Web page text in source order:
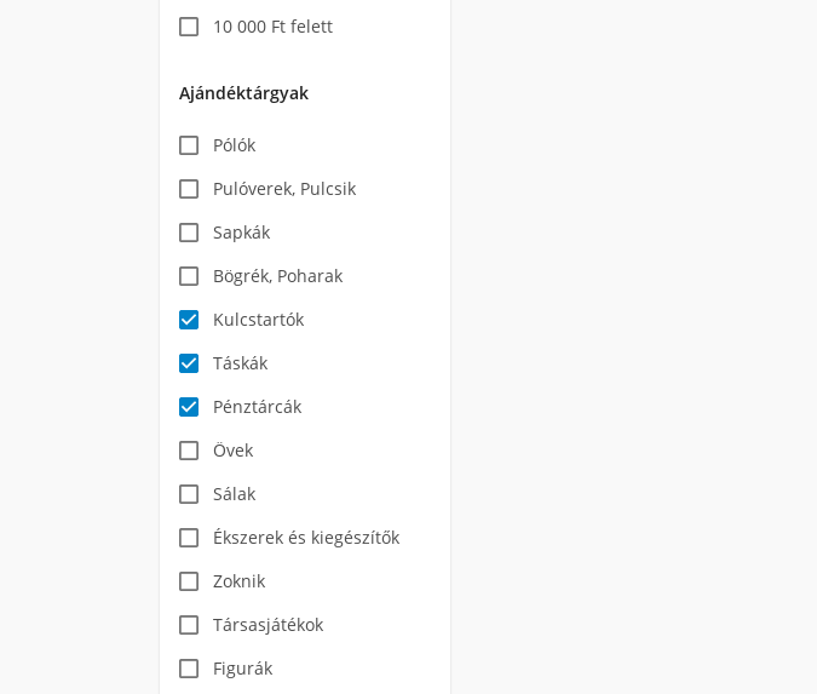
10 000 Ft felett
Ajándéktárgyak
Pólók
Pulóverek, Pulcsik
Sapkák
Bögrék, Poharak
Kulcstartók
Táskák
Pénztárcák
Övek
Sálak
Ékszerek és kiegészítők
Zoknik
Társasjátékok
Figurák